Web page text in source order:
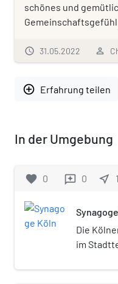
schönes und
Gemeinschaftsgefühl.
schedule 31.05.2022 person_outline
add_circle_outline Erfahrung teilen
In der Umgebung
favorite 0 reviews 0 near_me
Die
im